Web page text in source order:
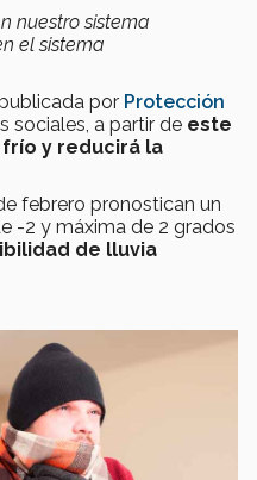
nuestro sistema
el sistema
por Protección
sociales, a partir de este
y reducirá la
febrero pronostican un
-2 y máxima de 2 grados
de lluvia